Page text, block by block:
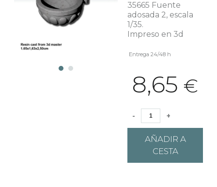
35665 Fuente
adosada 2, escala
1/35.
Impreso en 3d
Entrega 24/48 h
8,65 €
- +
AÑADIR A
CESTA